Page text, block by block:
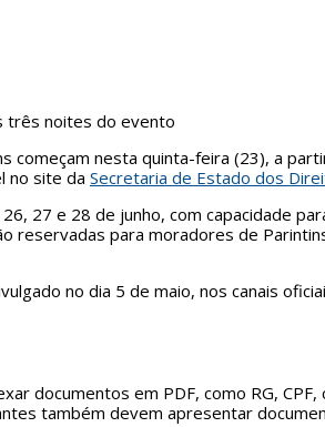
três noites do evento
começam nesta quinta-feira (23), a
no site da Secretaria de Estado dos
27 e 28 de junho, com capacidade
reservadas para moradores de
no dia 5 de maio, nos canais
documentos em PDF, como RG,
também devem apresentar